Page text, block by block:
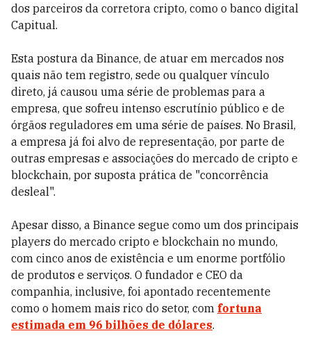
dos parceiros da corretora cripto, como o banco digital
Capitual.
Esta postura da Binance, de atuar em mercados nos
quais não tem registro, sede ou qualquer vínculo
direto, já causou uma série de problemas para a
empresa, que sofreu intenso escrutínio público e de
órgãos reguladores em uma série de países. No Brasil,
a empresa já foi alvo de representação, por parte de
outras empresas e associações do mercado de cripto e
blockchain, por suposta prática de "concorrência
desleal".
Apesar disso, a Binance segue como um dos principais
players do mercado cripto e blockchain no mundo,
com cinco anos de existência e um enorme portfólio
de produtos e serviços. O fundador e CEO da
companhia, inclusive, foi apontado recentemente
como o homem mais rico do setor, com fortuna
estimada em 96 bilhões de dólares.